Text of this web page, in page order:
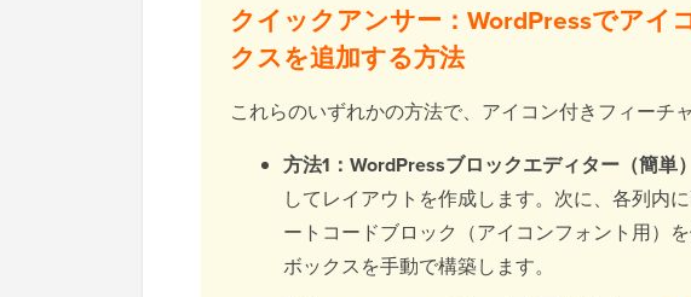
クイックアンサー：WordPressでアイ
クスを追加する方法
これらのいずれかの方法で、アイコン付きフィーチ
方法1：WordPressブロックエディター（簡単）
してレイアウトを作成します。次に、各列内
ートコードブロック（アイコンフォント用）
ボックスを手動で構築します。